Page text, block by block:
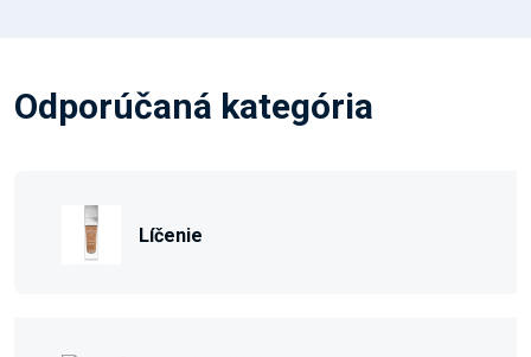
Odporúčaná kategória
Líčenie